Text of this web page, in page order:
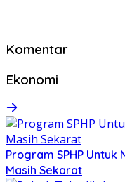
Komentar
Ekonomi
Program SPHP
Masih Sekarat